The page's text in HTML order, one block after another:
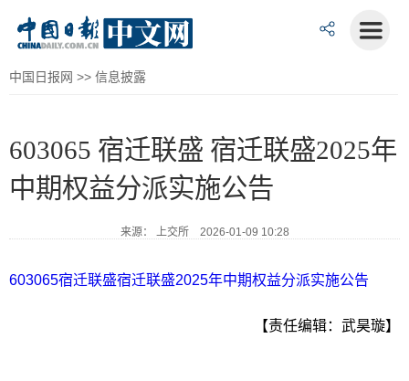
中国日报网 >> 信息披露
603065 宿迁联盛 宿迁联盛2025年
中期权益分派实施公告
来源： 上交所 2026-01-09 10:28
603065宿迁联盛宿迁联盛2025年中期权益分派实施公告
【责任编辑：武昊璇】